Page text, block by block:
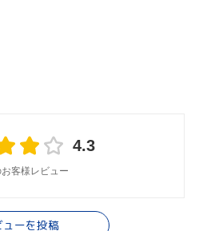
4.3
客様レビュー
ューを投稿